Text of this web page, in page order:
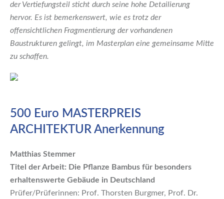
der Vertiefungsteil sticht durch seine hohe Detailierung
hervor. Es ist bemerkenswert, wie es trotz der
offensichtlichen Fragmentierung der vorhandenen
Baustrukturen gelingt, im Masterplan eine gemeinsame Mitte
zu schaffen.
500 Euro MASTERPREIS
ARCHITEKTUR Anerkennung
Matthias Stemmer
Titel der Arbeit: Die Pflanze Bambus für besonders
erhaltenswerte Gebäude in Deutschland
Prüfer/Prüferinnen: Prof. Thorsten Burgmer, Prof. Dr.